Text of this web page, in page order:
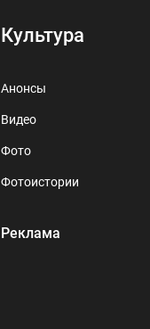
Культура
Анонсы
Видео
Фото
Фотоистории
Реклама